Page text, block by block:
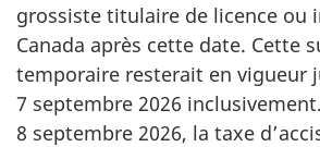
grossiste titulaire de licence ou
Canada après cette date. Cette
temporaire resterait en vigueur
7 septembre 2026
8 septembre 2026, la taxe